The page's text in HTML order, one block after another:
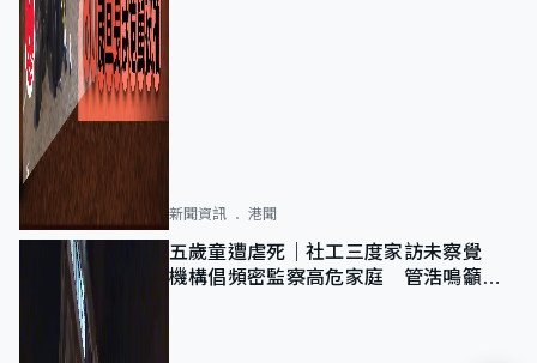
新聞資訊 港聞
五歲童遭虐死｜社工三度家訪未察覺
機構倡頻密監察高危家庭 管浩鳴籲加